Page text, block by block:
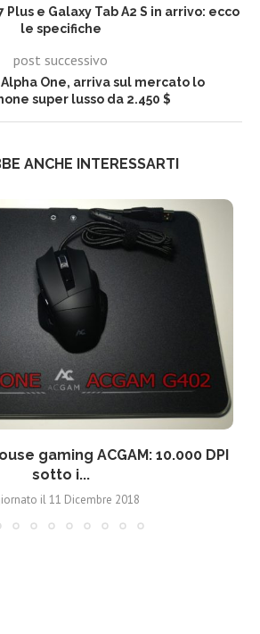
Plus e Galaxy Tab A2 S in arrivo: ecco
le specifiche
post successivo
One, arriva sul mercato lo
super lusso da 2.450 $
ANCHE INTERESSARTI
gaming ACGAM: 10.000 DPI
sotto i...
il11 Dicembre 2018